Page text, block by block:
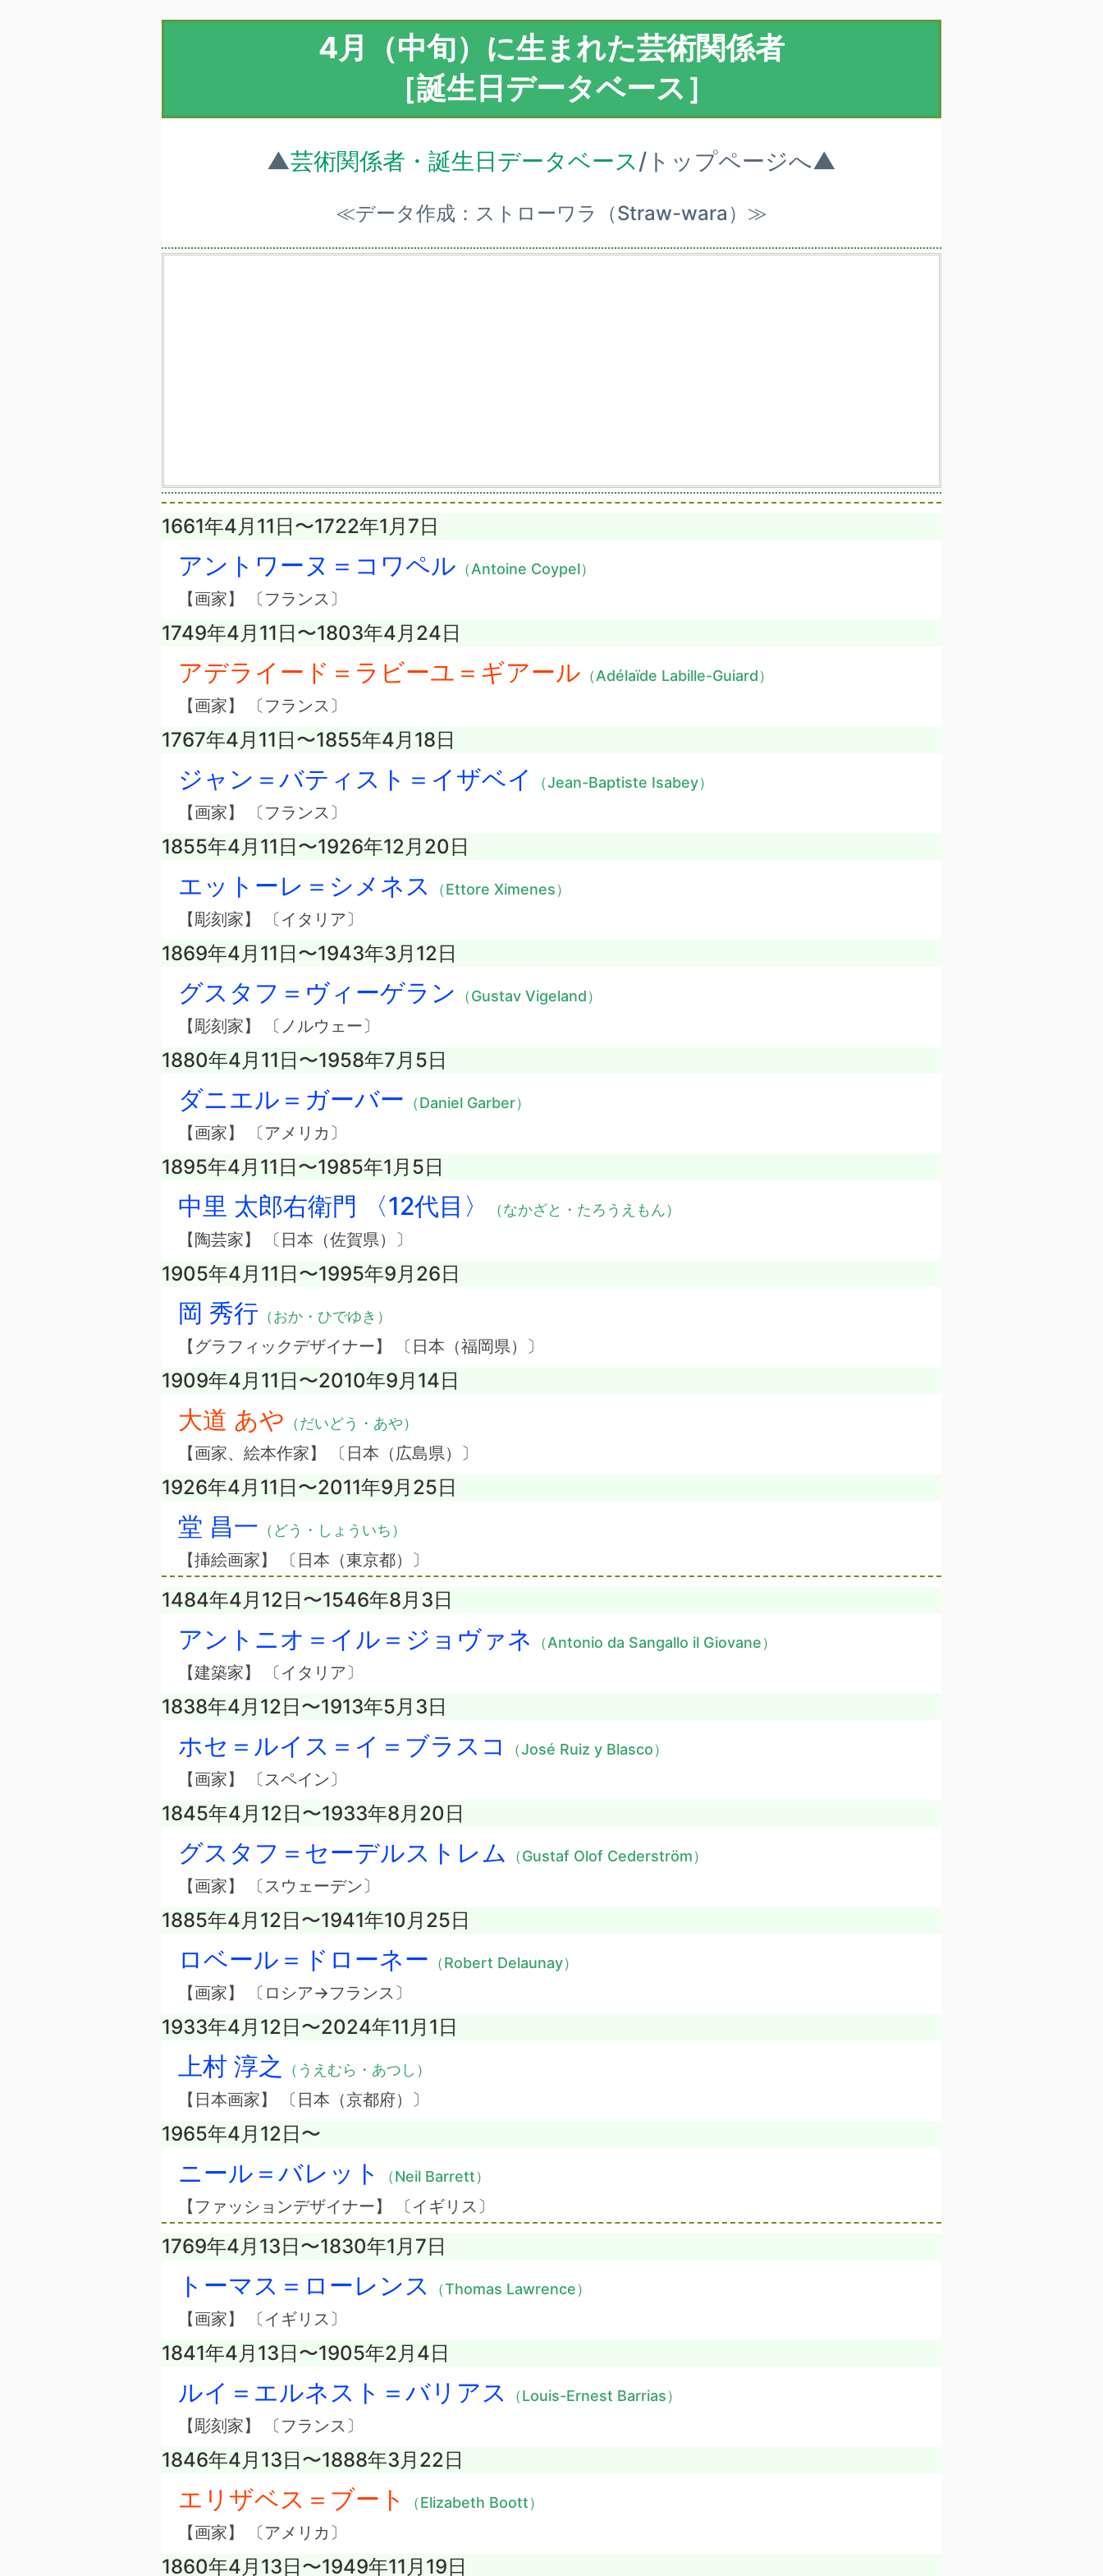
4月（中旬）に生まれた芸術関係者
［誕生日データベース］
▲芸術関係者・誕生日データベース/トップページへ▲
≪データ作成：ストローワラ（Straw-wara）≫
1661年4月11日〜1722年1月7日
アントワーヌ＝コワペル （Antoine Coypel）
【画家】 〔フランス〕
1749年4月11日〜1803年4月24日
アデライード＝ラビーユ＝ギアール （Adélaïde Labille-Guiard）
【画家】 〔フランス〕
1767年4月11日〜1855年4月18日
ジャン＝バティスト＝イザベイ （Jean-Baptiste Isabey）
【画家】 〔フランス〕
1855年4月11日〜1926年12月20日
エットーレ＝シメネス （Ettore Ximenes）
【彫刻家】 〔イタリア〕
1869年4月11日〜1943年3月12日
グスタフ＝ヴィーゲラン （Gustav Vigeland）
【彫刻家】 〔ノルウェー〕
1880年4月11日〜1958年7月5日
ダニエル＝ガーバー （Daniel Garber）
【画家】 〔アメリカ〕
1895年4月11日〜1985年1月5日
中里 太郎右衛門 〈12代目〉 （なかざと・たろうえもん）
【陶芸家】 〔日本（佐賀県）〕
1905年4月11日〜1995年9月26日
岡 秀行 （おか・ひでゆき）
【グラフィックデザイナー】 〔日本（福岡県）〕
1909年4月11日〜2010年9月14日
大道 あや （だいどう・あや）
【画家、絵本作家】 〔日本（広島県）〕
1926年4月11日〜2011年9月25日
堂 昌一 （どう・しょういち）
【挿絵画家】 〔日本（東京都）〕
1484年4月12日〜1546年8月3日
アントニオ＝イル＝ジョヴァネ （Antonio da Sangallo il Giovane）
【建築家】 〔イタリア〕
1838年4月12日〜1913年5月3日
ホセ＝ルイス＝イ＝ブラスコ （José Ruiz y Blasco）
【画家】 〔スペイン〕
1845年4月12日〜1933年8月20日
グスタフ＝セーデルストレム （Gustaf Olof Cederström）
【画家】 〔スウェーデン〕
1885年4月12日〜1941年10月25日
ロベール＝ドローネー （Robert Delaunay）
【画家】 〔ロシア→フランス〕
1933年4月12日〜2024年11月1日
上村 淳之 （うえむら・あつし）
【日本画家】 〔日本（京都府）〕
1965年4月12日〜
ニール＝バレット （Neil Barrett）
【ファッションデザイナー】 〔イギリス〕
1769年4月13日〜1830年1月7日
トーマス＝ローレンス （Thomas Lawrence）
【画家】 〔イギリス〕
1841年4月13日〜1905年2月4日
ルイ＝エルネスト＝バリアス （Louis-Ernest Barrias）
【彫刻家】 〔フランス〕
1846年4月13日〜1888年3月22日
エリザベス＝ブート （Elizabeth Boott）
【画家】 〔アメリカ〕
1860年4月13日〜1949年11月19日